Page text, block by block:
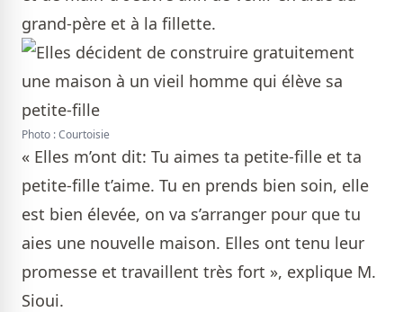
grand-père et à la fillette.
Photo : Courtoisie
« Elles m’ont dit: Tu aimes ta petite-fille et ta
petite-fille t’aime. Tu en prends bien soin, elle
est bien élevée, on va s’arranger pour que tu
aies une nouvelle maison. Elles ont tenu leur
promesse et travaillent très fort », explique M.
Sioui.